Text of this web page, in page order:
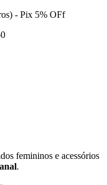
- Pix 5% OFf
femininos e acessórios
.